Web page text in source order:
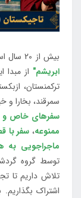
بیش از 20 سال است که سفرهایی با عنوان
ابریشم" از
ترکمنستان،
سمرقند، بخارا و
سفرهای خاص و
ممنوعه، سفر با
ماجراجویی به
توسط گروه
تلاش داریم تا
اشتراک